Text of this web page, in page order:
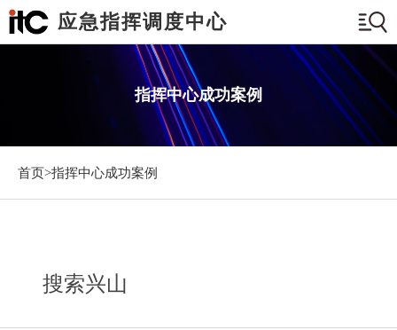
应急指挥调度中心
指挥中心成功案例
首页>指挥中心成功案例
搜索兴山